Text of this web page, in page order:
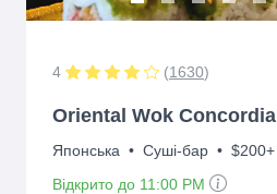
4 (1630)
Oriental Wok Concordia
Японська • Суші-бар • $200+
Відкрито до 11:00 PM